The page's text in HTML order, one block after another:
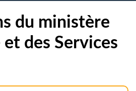
du ministère
et des Services